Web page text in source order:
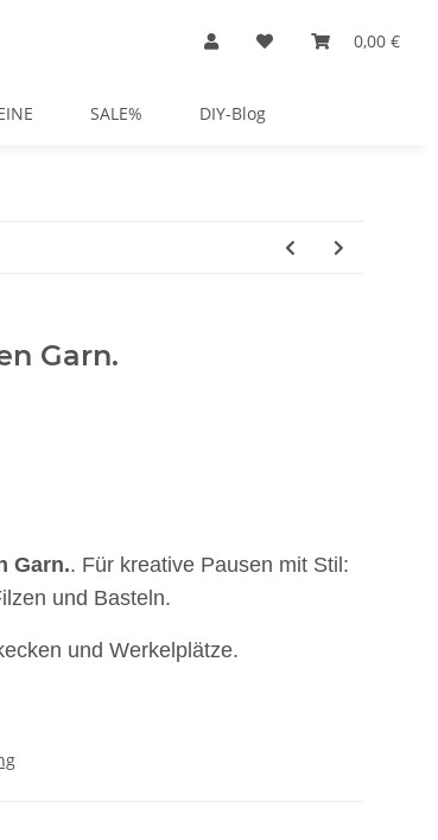
0,00 €
SALE% DIY-Blog
Garn.
Garn.. Für kreative Pausen mit Stil:
und Basteln.
und Werkelplätze.